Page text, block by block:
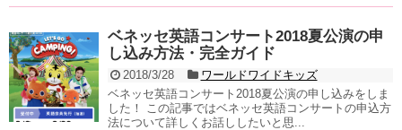
ベネッセ英語コンサート2018夏公演の申
し込み方法・完全ガイド
2018/3/28
ワールドワイドキッズ
ベネッセ英語コンサート2018夏公演の申し込みをしま
した！ この記事ではベネッセ英語コンサートの申込方
法について詳しくお話ししたいと思...